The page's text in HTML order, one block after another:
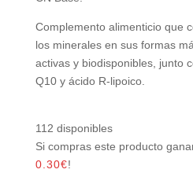
Complemento alimenticio que
los minerales en sus formas
activas y biodisponibles, junto
Q10 y ácido R-lipoico.
112 disponibles
Si compras este producto
0.30€!